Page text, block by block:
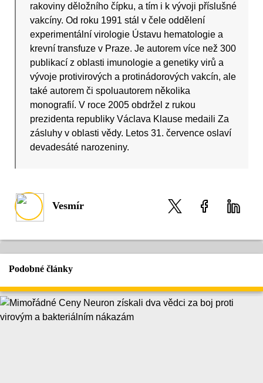
rakoviny děložního čípku, a tím i k vývoji příslušné
vakcíny. Od roku 1991 stál v čele oddělení
experimentální virologie Ústavu hematologie a
krevní transfuze v Praze. Je autorem více než 300
publikací z oblasti imunologie a genetiky virů a
vývoje protivirových a protinádorových vakcín, ale
také autorem či spoluautorem několika
monografií. V roce 2005 obdržel z rukou
prezidenta republiky Václava Klause medaili Za
zásluhy v oblasti vědy. Letos 31. července oslaví
devadesáté narozeniny.
Vesmír
Podobné články